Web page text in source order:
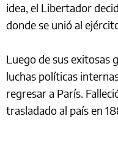
idea, el Libertador
donde se unió al
Luego de sus exitosas
luchas políticas
regresar a París.
trasladado al país en